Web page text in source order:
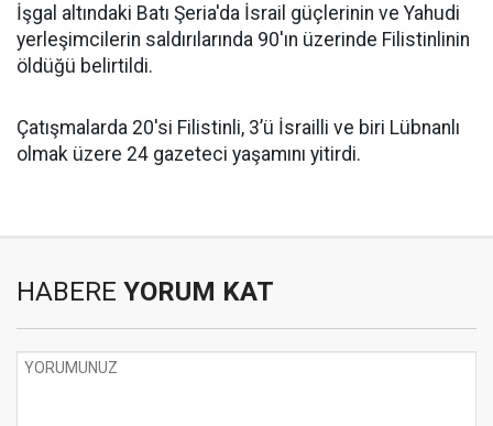
İşgal altındaki Batı Şeria'da İsrail güçlerinin ve Yahudi
yerleşimcilerin saldırılarında 90'ın üzerinde Filistinlinin
öldüğü belirtildi.
Çatışmalarda 20'si Filistinli, 3’ü İsrailli ve biri Lübnanlı
olmak üzere 24 gazeteci yaşamını yitirdi.
HABERE YORUM KAT